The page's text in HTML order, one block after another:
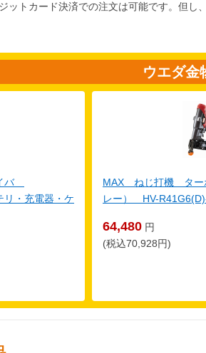
ットカード決済での注文は可能です。但
ウエダ金
バ
・充電器・ケ
MAX ねじ打機 ター
レー） HV-
64,480 円
(税込70,928円)